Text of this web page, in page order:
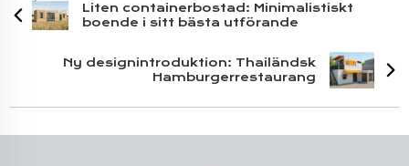
Liten containerbostad: Minimalistiskt
boende i sitt bästa utförande
Ny designintroduktion: Thailändsk
Hamburgerrestaurang